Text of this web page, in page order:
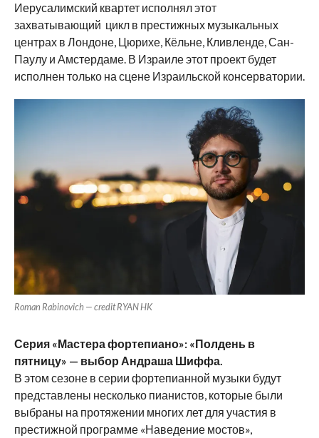
Иерусалимский квартет исполнял этот
захватывающий цикл в престижных музыкальных
центрах в Лондоне, Цюрихе, Кёльне, Кливленде, Сан-
Паулу и Амстердаме. В Израиле этот проект будет
исполнен только на сцене Израильской консерватории.
Roman Rabinovich — credit RYAN HK
Серия «Мастера фортепиано»: «Полдень в
пятницу» — выбор Андраша Шиффа.
В этом сезоне в серии фортепианной музыки будут
представлены несколько пианистов, которые были
выбраны на протяжении многих лет для участия в
престижной программе «Наведение мостов»,